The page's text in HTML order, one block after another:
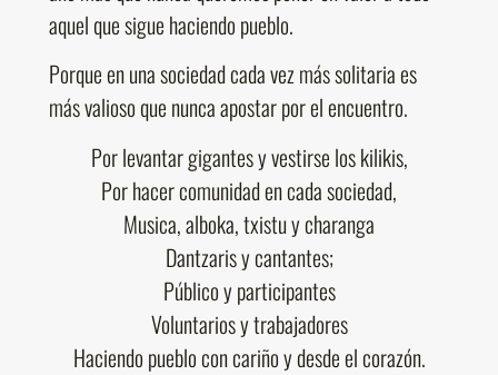
aquel que sigue haciendo pueblo.
Porque en una sociedad cada vez más solitaria es
más valioso que nunca apostar por el encuentro.
Por levantar gigantes y vestirse los kilikis,
Por hacer comunidad en cada sociedad,
Musica, alboka, txistu y charanga
Dantzaris y cantantes;
Público y participantes
Voluntarios y trabajadores
Haciendo pueblo con cariño y desde el corazón.